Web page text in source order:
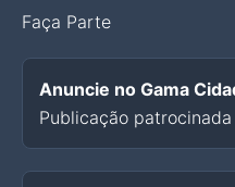
Faça Parte
Anuncie no Gama
Publicação patrocinada